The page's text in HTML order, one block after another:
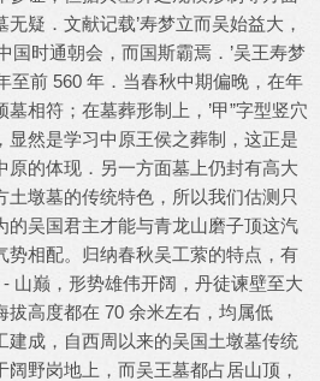
疑．文献记载’寿梦立而吴始益大，
国时通朝会，而国斯霸焉．’吴王寿梦
至前 560 年．当春秋中期偏晚，在年
相符；在墓葬形制上，’甲”字型竖穴
显然是学习中原王侯之葬制，这正是
原的体现．另一方面墓上仍封有高大
土墩墓的传统特色，所以我们估测只
的吴国君主才能与青龙山磨子顶这汽
势相配。归纳春秋吴工萦的特点，有
山巅，形势雄伟开阔，丹徒谏壁至大
拔高度都在 70 余米左右，均属低
建成，自西周以来的吴国土墩墓传统
阔野岗地上，而吴王墓都占居山顶，